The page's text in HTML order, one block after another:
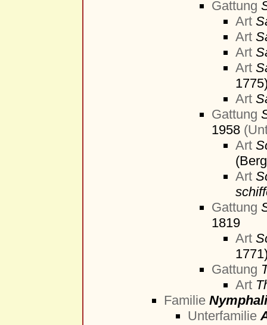
Gattung
Art
Art
Art
Art
Art
Gattung
1958
Art
Art
Gattung
1819
Art
Gattung
Art
Familie
Unterfamilie